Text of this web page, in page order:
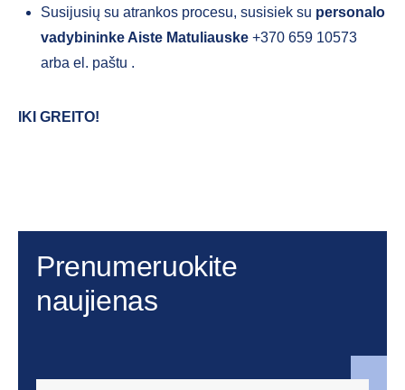
Susijusių su atrankos procesu, susisiek su personalo
vadybininke Aiste Matuliauske +370 659 10573
arba el. paštu .
IKI GREITO!
Prenumeruokite
naujienas